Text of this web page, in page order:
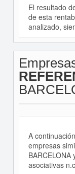
El resultado
de esta
analizado,
A
empresas
asociativas